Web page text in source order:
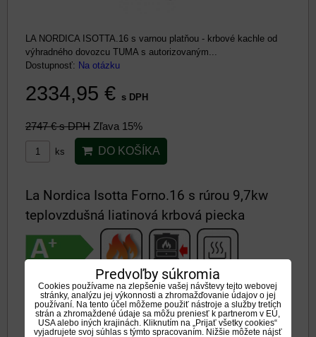
LA NORDICA ISOTTA.16 s varnou platňou - krbové kachle od
výhradného dovozcu TUMA s autorizovaným...
Dostupnosť: Na otázku
2334,95 € s DPH
2747 €s DPH Zľava 15%
ks DO KOŠÍKA
La Nordica Isotta Forno.16 s rúrou 9,7kw
teplovzdušná liatinová krbová piecka
Predvoľby súkromia
Cookies používame na zlepšenie vašej návštevy tejto webovej
stránky, analýzu jej výkonnosti a zhromažďovanie údajov o jej
používaní. Na tento účel môžeme použiť nástroje a služby tretích
strán a zhromaždené údaje sa môžu preniesť k partnerom v EÚ,
USA alebo iných krajinách. Kliknutím na „Prijať všetky cookies“
vyjadrujete svoj súhlas s týmto spracovaním. Nižšie môžete nájsť